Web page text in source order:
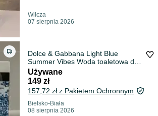
Wilcza
07 sierpnia 2026
Dolce & Gabbana Light Blue
Summer Vibes Woda toaletowa dla
kobiet 100 ml
Używane
149 zł
157,72 zł z Pakietem Ochronnym
Bielsko-Biała
08 sierpnia 2026